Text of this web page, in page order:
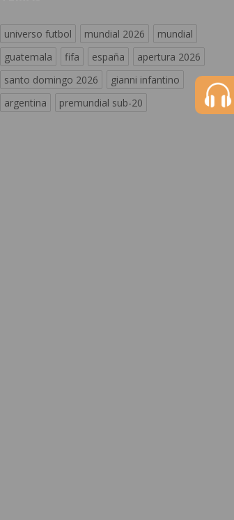
universo futbol mundial 2026
mundial
guatemala
fifa españa
apertura 2026
santo domingo 2026
gianni infantino
argentina
premundial sub-20